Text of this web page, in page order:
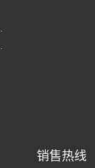
销售热线